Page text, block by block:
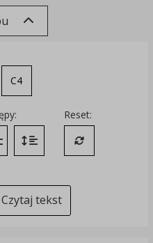
C4
odstęp między literami
Zmień interlinię i margines
Reset:
Przywróć
Czytaj tekst